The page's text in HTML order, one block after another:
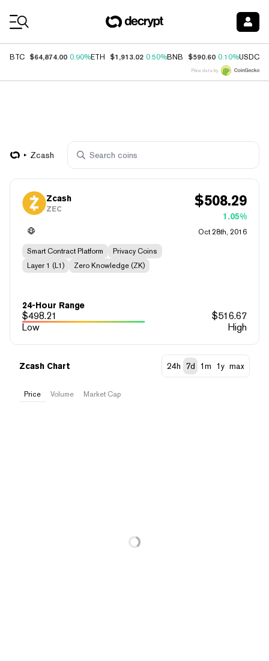
BTC $64,874.00 0.90%ETH $1,913.02 0.50%BNB $590.60 0.10%USDC
Price data by
Zcash
Zcash
ZEC $508.29
1.05%
Oct 28th, 2016
Smart Contract Platform
Privacy Coins
Layer 1 (L1)
Zero Knowledge (ZK)
24-Hour Range
$498.21 $516.67
Low
High
Zcash Chart 24h 7d 1m 1y max
Price Volume Market Cap